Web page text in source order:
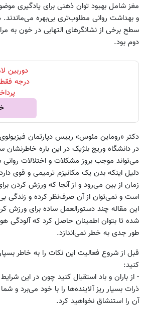
مغز شامل بهبود توان ذهنی برای یادگیری
و بهداشت روانی مطلوب‌تری بی‌بهره
سطح برخی از نشانگرهای التهابی در خون به
دوم بود.
درجه
دکتر «روماین مئوس» رییس دپارتمان
در دانشگاه وریج بلژیک در این باره
می‌تواند موجب بروز مشکلات و اختلالات
دلیل اینکه بدن یک مکانیزم ترمیمی و قوی
زمان از بین می‌رود و از آنجا که ورزش کردن
است و نمی‌توان از آن صرف‌نظر کرده و زندگی
این مقاله چند دستورالعمل ساده برای ورزش
شده تا بتوان اطمینان حاصل کرد که آلودگی
طور جدی به خطر نمی‌اندازد.
قبل از شروع فعالیت این نکات را به خاطر
کنید:
- از باران و باد استقبال کنید چون در این
ذرات بسیار ریز آلاینده‌ها را با خود می‌برد و
آن را استنشاق نخواهید کرد.